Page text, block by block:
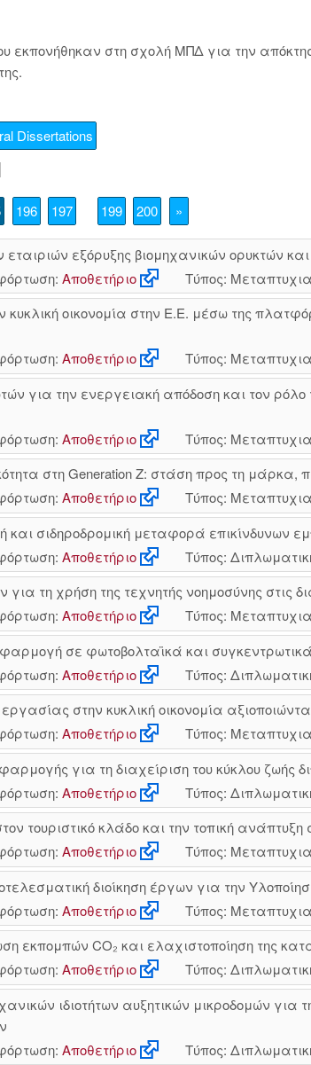
στη σχολή ΜΠΔ για την
Dissertations
196 197 199 200 »
εξόρυξης βιομηχανικών ορυκτών
Αποθετήριο
Τύπος:
οικονομία στην Ε.Ε. μέσω της
Αποθετήριο
Τύπος:
για την ενεργειακή απόδοση και τον
Αποθετήριο
Τύπος:
στη Generation Z: στάση προς τη
Αποθετήριο
Τύπος:
και σιδηροδρομική μεταφορά επικίνδυνων
Αποθετήριο
Τύπος:
τη χρήση της τεχνητής νοημοσύνης στις
Αποθετήριο
Τύπος:
σε φωτοβολταϊκά και
Αποθετήριο
Τύπος:
στην κυκλική οικονομία
Αποθετήριο
Τύπος:
για τη διαχείριση του κύκλου ζωής
Αποθετήριο
Τύπος:
τουριστικό κλάδο και την τοπική
Αποθετήριο
Τύπος:
διοίκηση έργων για την
Αποθετήριο
Τύπος:
εκπομπών CO₂ και ελαχιστοποίηση της
Αποθετήριο
Τύπος:
ιδιοτήτων αυξητικών μικροδομών
Αποθετήριο
Τύπος: